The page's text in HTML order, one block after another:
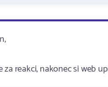
reakci, nakonec si web